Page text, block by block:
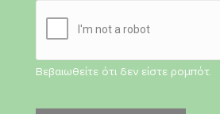
Βεβαιωθείτε ότι δεν είστε ρομπότ.